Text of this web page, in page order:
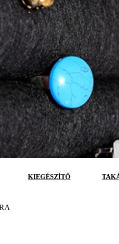
KIEGÉSZÍTŐ